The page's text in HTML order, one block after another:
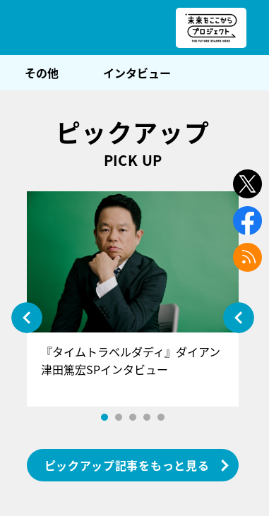
その他 インタビュー
ピックアップ
PICK UP
『タイムトラベルダディ』ダイアン
津田篤宏SPインタビュー
ピックアップ記事をもっと見る